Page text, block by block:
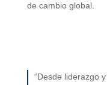
de cambio global.
“Desde liderazgo